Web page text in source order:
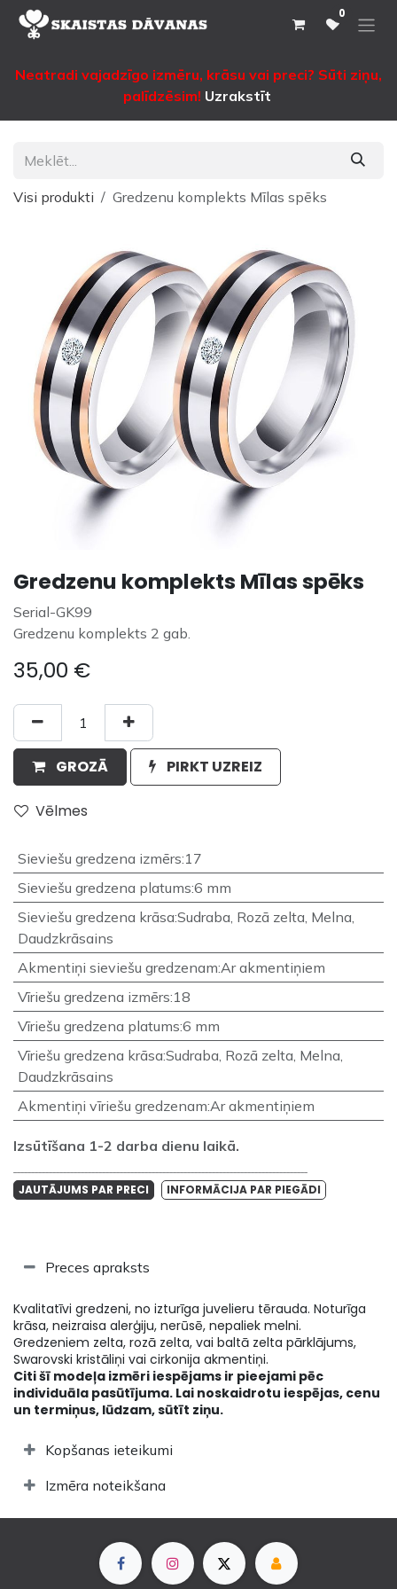
Pāriet pie satura 0
Neatradi vajadzīgo izmēru, krāsu vai preci? Sūti ziņu,
palīdzēsim! Uzrakstīt
Visi produkti Gredzenu komplekts Mīlas spēks
Gredzenu komplekts Mīlas spēks
Serial-GK99
Gredzenu komplekts 2 gab.
35,00 €
GROZĀ PIRKT UZREIZ
Vēlmes
Sieviešu gredzena izmērs:17
Sieviešu gredzena platums:6 mm
Sieviešu gredzena krāsa:Sudraba, Rozā zelta, Melna,
Daudzkrāsains
Akmentiņi sieviešu gredzenam:Ar akmentiņiem
Vīriešu gredzena izmērs:18
Vīriešu gredzena platums:6 mm
Vīriešu gredzena krāsa:Sudraba, Rozā zelta, Melna,
Daudzkrāsains
Akmentiņi vīriešu gredzenam:Ar akmentiņiem
Izsūtīšana 1-2 darba dienu laikā.
JAUTĀJUMS PAR PRECI INFORMĀCIJA PAR PIEGĀDI
Preces apraksts
Kvalitatīvi gredzeni, no izturīga juvelieru tērauda. Noturīga
krāsa, neizraisa alerģiju, nerūsē, nepaliek melni.
Gredzeniem zelta, rozā zelta, vai baltā zelta pārklājums,
Swarovski kristāliņi vai cirkonija akmentiņi.
Citi šī modeļa izmēri iespējams ir pieejami pēc
individuāla pasūtījuma. Lai noskaidrotu iespējas, cenu
un termiņus, lūdzam, sūtīt ziņu.
Kopšanas ieteikumi
Izmēra noteikšana